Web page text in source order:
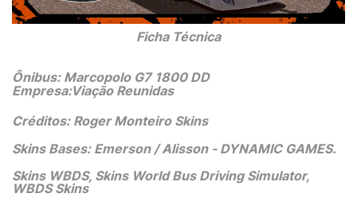
Ficha Técnica
Ônibus: Marcopolo G7 1800 DD
Empresa:Viação Reunidas
Créditos: Roger Monteiro Skins
Skins Bases: Emerson / Alisson - DYNAMIC GAMES.
Skins WBDS, Skins World Bus Driving Simulator,
WBDS Skins